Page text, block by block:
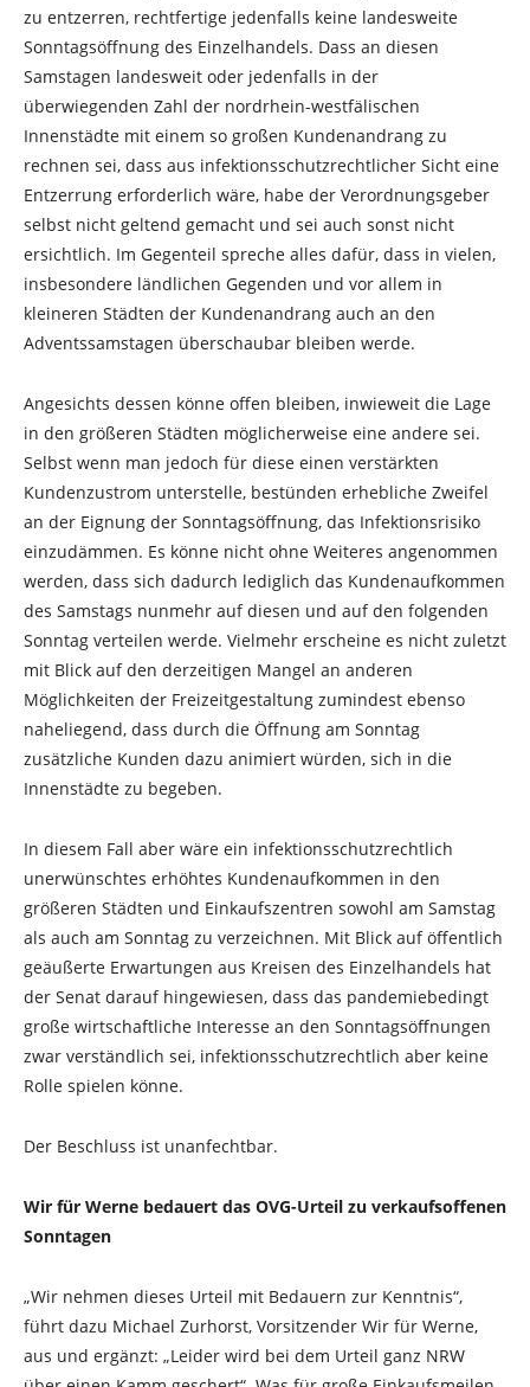
zu entzerren, rechtfertige jedenfalls keine landesweite
Sonntagsöffnung des Einzelhandels. Dass an diesen
Samstagen landesweit oder jedenfalls in der
überwiegenden Zahl der nordrhein-westfälischen
Innenstädte mit einem so großen Kundenandrang zu
rechnen sei, dass aus infektionsschutzrechtlicher Sicht eine
Entzerrung erforderlich wäre, habe der Verordnungsgeber
selbst nicht geltend gemacht und sei auch sonst nicht
ersichtlich. Im Gegenteil spreche alles dafür, dass in vielen,
insbesondere ländlichen Gegenden und vor allem in
kleineren Städten der Kundenandrang auch an den
Adventssamstagen überschaubar bleiben werde.
Angesichts dessen könne offen bleiben, inwieweit die Lage
in den größeren Städten möglicherweise eine andere sei.
Selbst wenn man jedoch für diese einen verstärkten
Kundenzustrom unterstelle, bestünden erhebliche Zweifel
an der Eignung der Sonntagsöffnung, das Infektionsrisiko
einzudämmen. Es könne nicht ohne Weiteres angenommen
werden, dass sich dadurch lediglich das Kundenaufkommen
des Samstags nunmehr auf diesen und auf den folgenden
Sonntag verteilen werde. Vielmehr erscheine es nicht zuletzt
mit Blick auf den derzeitigen Mangel an anderen
Möglichkeiten der Freizeitgestaltung zumindest ebenso
naheliegend, dass durch die Öffnung am Sonntag
zusätzliche Kunden dazu animiert würden, sich in die
Innenstädte zu begeben.
In diesem Fall aber wäre ein infektionsschutzrechtlich
unerwünschtes erhöhtes Kundenaufkommen in den
größeren Städten und Einkaufszentren sowohl am Samstag
als auch am Sonntag zu verzeichnen. Mit Blick auf öffentlich
geäußerte Erwartungen aus Kreisen des Einzelhandels hat
der Senat darauf hingewiesen, dass das pandemiebedingt
große wirtschaftliche Interesse an den Sonntagsöffnungen
zwar verständlich sei, infektionsschutzrechtlich aber keine
Rolle spielen könne.
Der Beschluss ist unanfechtbar.
Wir für Werne bedauert das OVG-Urteil zu verkaufsoffenen
Sonntagen
„Wir nehmen dieses Urteil mit Bedauern zur Kenntnis“,
führt dazu Michael Zurhorst, Vorsitzender Wir für Werne,
aus und ergänzt: „Leider wird bei dem Urteil ganz NRW